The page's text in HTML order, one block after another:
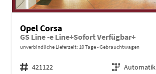
Opel Corsa
GS Line -e Line+Sofort Verfügbar+
unverbindliche Lieferzeit: 10 Tage Gebrauchtwagen
Fahrzeugnr. 421122 Getriebe Automatik